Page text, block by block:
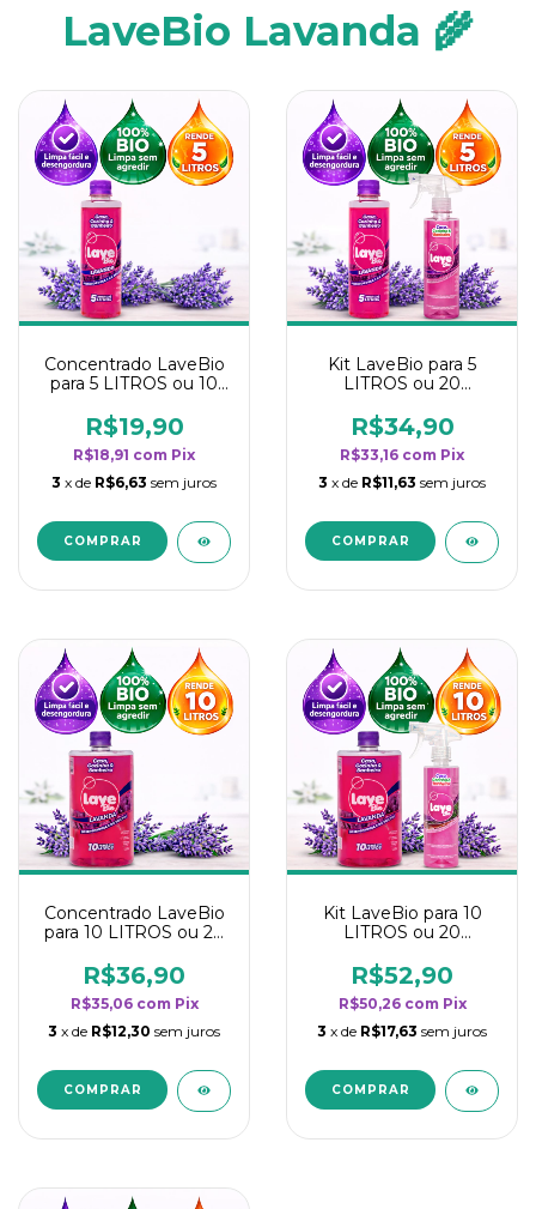
LaveBio Lavanda 🌾
Concentrado LaveBio
para 5 LITROS ou 10
rendimento da
categoria - Lavanda
R$19,90
R$18,91 com Pix
3 x de R$6,63 sem juros
Kit LaveBio para 5
LITROS ou 20
rendimento da
categoria - Lavanda
R$34,90
R$33,16 com Pix
3 x de R$11,63 sem juros
Concentrado LaveBio
para 10 LITROS ou 20
rendimento da
categoria - Lavanda
R$36,90
R$35,06 com Pix
3 x de R$12,30 sem juros
Kit LaveBio para 10
LITROS ou 20
rendimento da
categoria - Lavanda
R$52,90
R$50,26 com Pix
3 x de R$17,63 sem juros